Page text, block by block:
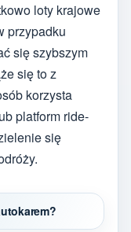
loty krajowe
przypadku
się szybszym
się to z
korzysta
platform ride-
się